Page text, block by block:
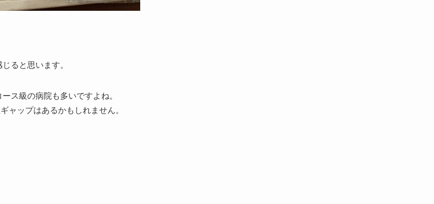
ると思います。
ス級の病院も多いですよね。
ャップはあるかもしれません。